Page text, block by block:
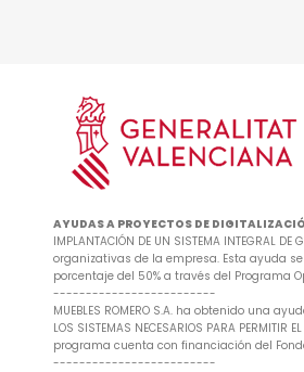
AYUDAS A PROYECTOS DE
IMPLANTACIÓN DE UN SISTEMA
organizativas de la empresa. Esta ayuda
porcentaje del 50% a través del Programa
-------------------------
MUEBLES ROMERO S.A. ha obtenido una
LOS SISTEMAS NECESARIOS PARA
programa cuenta con financiación del
-------------------------